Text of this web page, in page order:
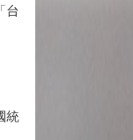
台
統